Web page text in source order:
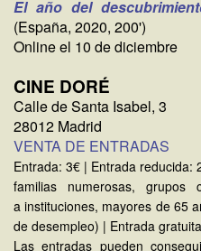
El año del
(España, 2020, 200')
Online el 10 de diciembre
CINE DORÉ
Calle de Santa Isabel, 3
28012 Madrid
VENTA DE ENTRADAS
Entrada: 3€ | Entrada
familias numerosas, grupos
a instituciones, mayores de 65
de desempleo) | Entrada
Las entradas pueden